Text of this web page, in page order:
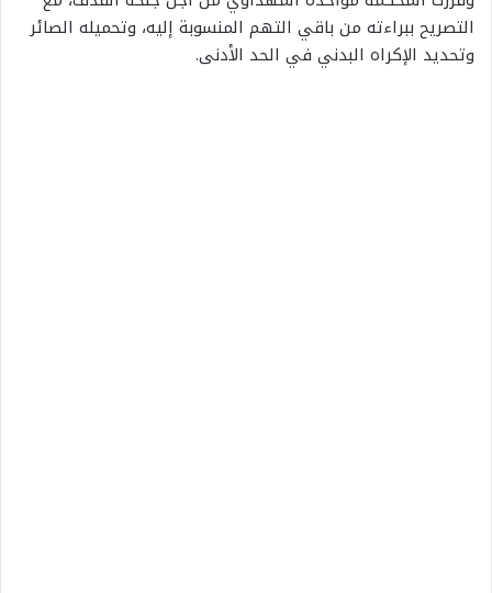
التصريح ببراءته من باقي التهم المنسوبة إليه، وتحميله الصائر
وتحديد الإكراه البدني في الحد الأدنى.